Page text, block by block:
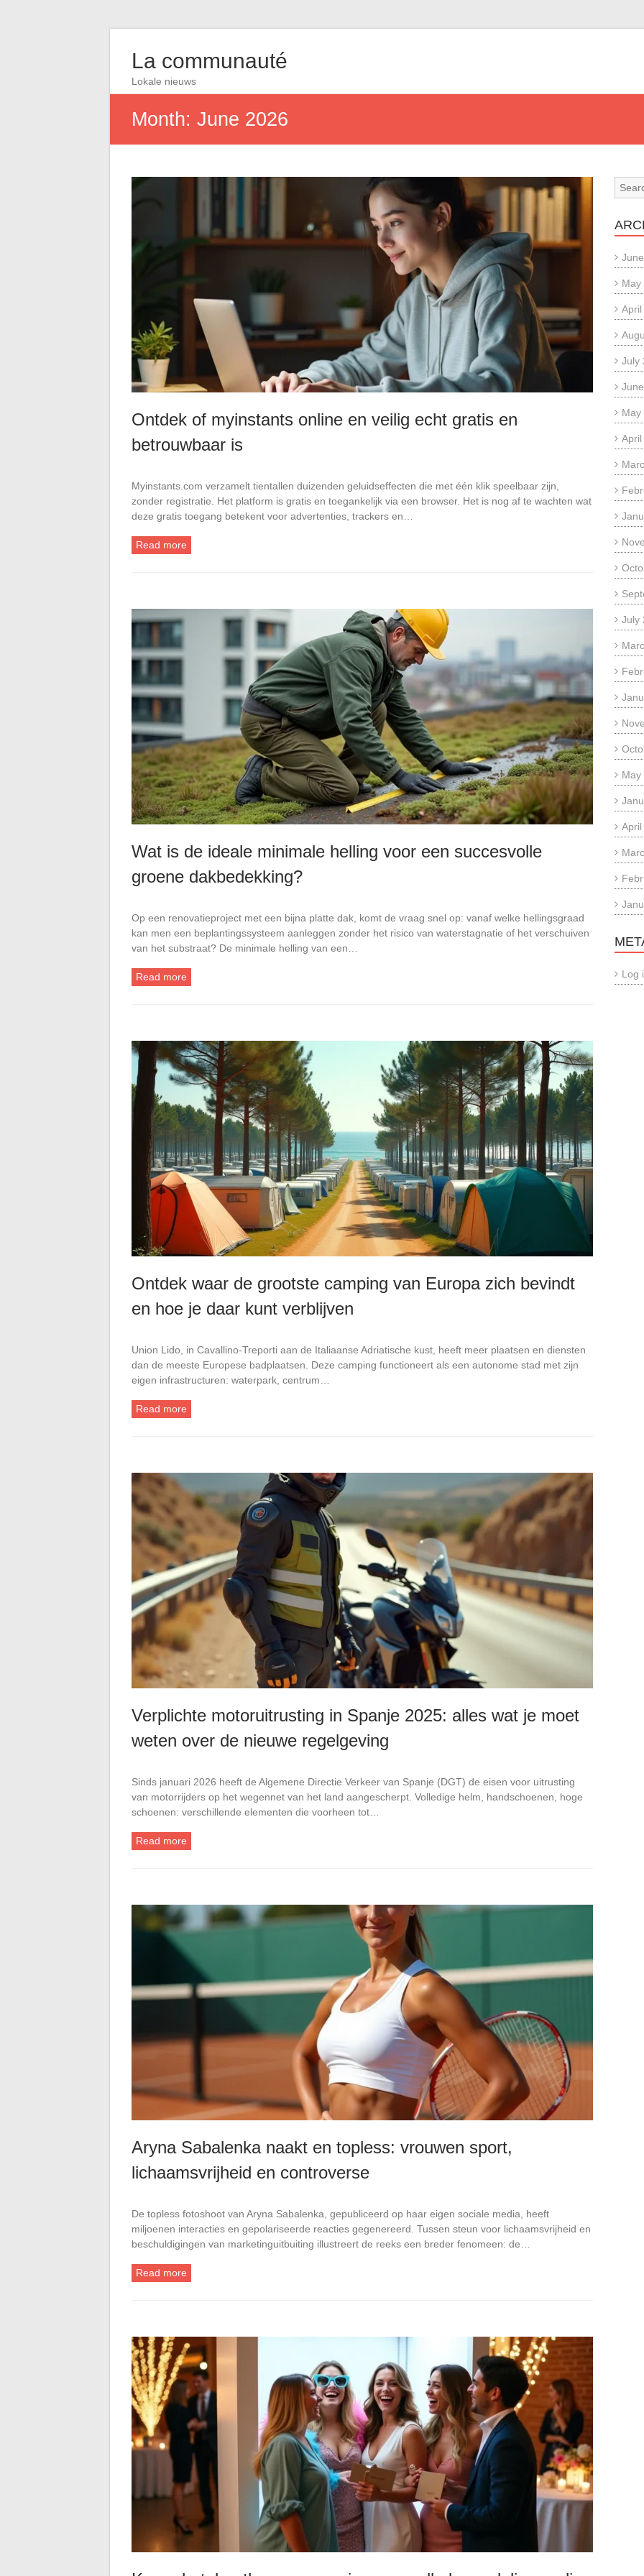
La communauté
Lokale nieuws
Month: June 2026
Ontdek of myinstants online en veilig echt gratis en
betrouwbaar is
Myinstants.com verzamelt tientallen duizenden geluidseffecten die met één klik speelbaar zijn,
zonder registratie. Het platform is gratis en toegankelijk via een browser. Het is nog af te wachten wat
deze gratis toegang betekent voor advertenties, trackers en…
Read more
Wat is de ideale minimale helling voor een succesvolle
groene dakbedekking?
Op een renovatieproject met een bijna platte dak, komt de vraag snel op: vanaf welke hellingsgraad
kan men een beplantingssysteem aanleggen zonder het risico van waterstagnatie of het verschuiven
van het substraat? De minimale helling van een…
Read more
Ontdek waar de grootste camping van Europa zich bevindt
en hoe je daar kunt verblijven
Union Lido, in Cavallino-Treporti aan de Italiaanse Adriatische kust, heeft meer plaatsen en diensten
dan de meeste Europese badplaatsen. Deze camping functioneert als een autonome stad met zijn
eigen infrastructuren: waterpark, centrum…
Read more
Verplichte motoruitrusting in Spanje 2025: alles wat je moet
weten over de nieuwe regelgeving
Sinds januari 2026 heeft de Algemene Directie Verkeer van Spanje (DGT) de eisen voor uitrusting
van motorrijders op het wegennet van het land aangescherpt. Volledige helm, handschoenen, hoge
schoenen: verschillende elementen die voorheen tot…
Read more
Aryna Sabalenka naakt en topless: vrouwen sport,
lichaamsvrijheid en controverse
De topless fotoshoot van Aryna Sabalenka, gepubliceerd op haar eigen sociale media, heeft
miljoenen interacties en gepolariseerde reacties gegenereerd. Tussen steun voor lichaamsvrijheid en
beschuldigingen van marketinguitbuiting illustreert de reeks een breder fenomeen: de…
Read more
May
July
May
July
May
Log